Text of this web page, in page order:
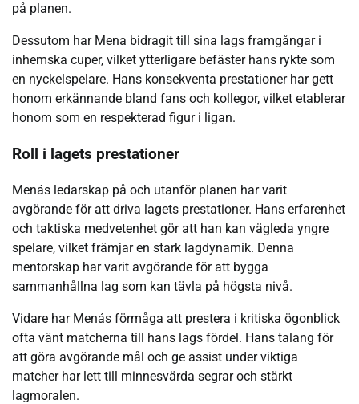
på planen.
Dessutom har Mena bidragit till sina lags framgångar i
inhemska cuper, vilket ytterligare befäster hans rykte som
en nyckelspelare. Hans konsekventa prestationer har gett
honom erkännande bland fans och kollegor, vilket etablerar
honom som en respekterad figur i ligan.
Roll i lagets prestationer
Menás ledarskap på och utanför planen har varit
avgörande för att driva lagets prestationer. Hans erfarenhet
och taktiska medvetenhet gör att han kan vägleda yngre
spelare, vilket främjar en stark lagdynamik. Denna
mentorskap har varit avgörande för att bygga
sammanhållna lag som kan tävla på högsta nivå.
Vidare har Menás förmåga att prestera i kritiska ögonblick
ofta vänt matcherna till hans lags fördel. Hans talang för
att göra avgörande mål och ge assist under viktiga
matcher har lett till minnesvärda segrar och stärkt
lagmoralen.